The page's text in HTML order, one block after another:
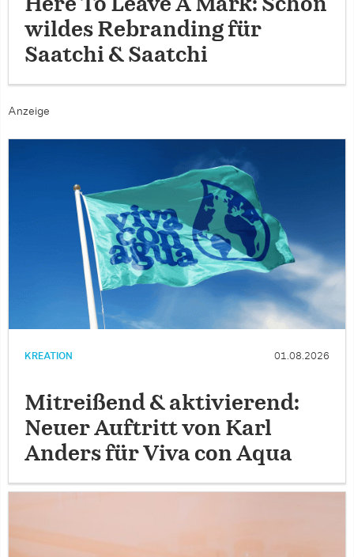
Here To Leave A Mark: Schön
wildes Rebranding für
Saatchi & Saatchi
Anzeige
KREATION 01.08.2026
Mitreißend & aktivierend:
Neuer Auftritt von Karl
Anders für Viva con Aqua